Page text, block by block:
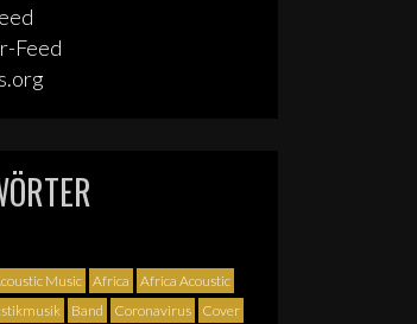
Feed
Music Africa
Africa Acoustic
Band Coronavirus Cover